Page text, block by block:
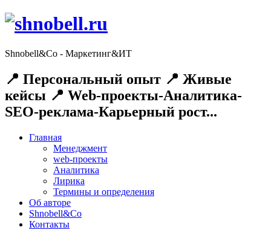
Shnobell&Co - Маркетинг&ИТ
📍 Персональный опыт 📍 Живые
кейсы 📍 Web-проекты-Аналитика-
SEO-реклама-Карьерный рост...
Главная
Менеджмент
web-проекты
Аналитика
Лирика
Термины и определения
Об авторе
Shnobell&Co
Контакты